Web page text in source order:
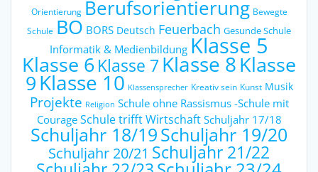
Orientierung Berufsorientierung Bewegte
Schule BO BORS Deutsch Feuerbach Gesunde Schule
Informatik & Medienbildung Klasse 5
Klasse 6Klasse 7 Klasse 8Klasse
9Klasse 10 Klassensprecher Kreativ sein Kunst Musik
Projekte Religion Schule ohne Rassismus -Schule mit
Courage Schule trifft Wirtschaft Schuljahr 17/18
Schuljahr 18/19Schuljahr 19/20
Schuljahr 20/21 Schuljahr 21/22